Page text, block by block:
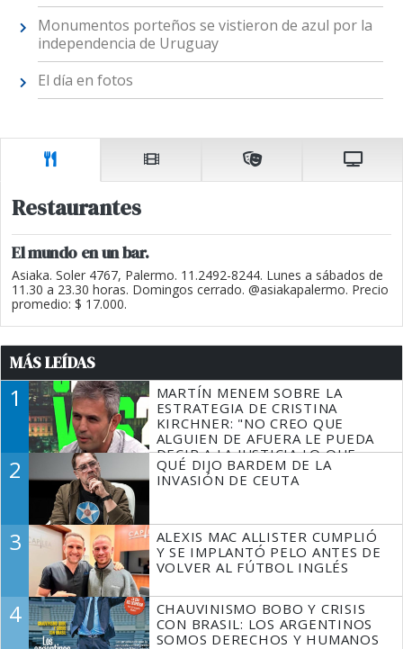
Monumentos porteños se vistieron de azul por la
independencia de Uruguay
El día en fotos
Restaurantes
El mundo en un bar.
Asiaka. Soler 4767, Palermo. 11.2492-8244. Lunes a sábados de
11.30 a 23.30 horas. Domingos cerrado. @asiakapalermo. Precio
promedio: $ 17.000.
MÁS LEÍDAS
1
MARTÍN MENEM SOBRE LA
ESTRATEGIA DE CRISTINA
KIRCHNER: "NO CREO QUE
ALGUIEN DE AFUERA LE PUEDA
DECIR A LA JUSTICIA LO QUE
TIENE QUE HACER"
2
QUÉ DIJO BARDEM DE LA
INVASIÓN DE CEUTA
3
ALEXIS MAC ALLISTER CUMPLIÓ
Y SE IMPLANTÓ PELO ANTES DE
VOLVER AL FÚTBOL INGLÉS
4
CHAUVINISMO BOBO Y CRISIS
CON BRASIL: LOS ARGENTINOS
SOMOS DERECHOS Y HUMANOS